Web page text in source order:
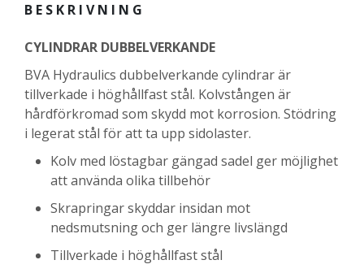
BESKRIVNING
CYLINDRAR DUBBELVERKANDE
BVA Hydraulics dubbelverkande cylindrar är
tillverkade i höghållfast stål. Kolvstången är
hårdförkromad som skydd mot korrosion. Stödring
i legerat stål för att ta upp sidolaster.
Kolv med löstagbar gängad sadel ger möjlighet
att använda olika tillbehör
Skrapringar skyddar insidan mot
nedsmutsning och ger längre livslängd
Tillverkade i höghållfast stål